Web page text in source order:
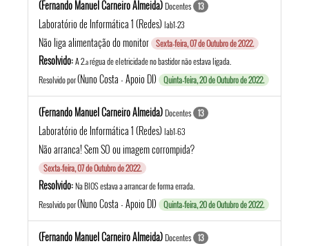
(Fernando Manuel Carneiro Almeida)Docentes 13
Laboratório de Informática 1 (Redes) lab1-23
Não liga alimentação do monitor Sexta-feira, 07 de Outubro de 2022.
Resolvido:A 2.ª régua de eletricidade no bastidor não estava ligada.
Resolvido por(Nuno Costa - Apoio DI) Quinta-feira, 20 de Outubro de 2022.
(Fernando Manuel Carneiro Almeida)Docentes 13
Laboratório de Informática 1 (Redes) lab1-63
Não arranca! Sem SO ou imagem corrompida?
Sexta-feira, 07 de Outubro de 2022.
Resolvido:Na BIOS estava a arrancar de forma errada.
Resolvido por(Nuno Costa - Apoio DI) Quinta-feira, 20 de Outubro de 2022.
(Fernando Manuel Carneiro Almeida)Docentes 13